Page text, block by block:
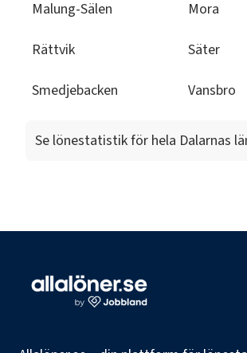
Malung-Sälen Mora
Rättvik Säter
Smedjebacken Vansbro
Se lönestatistik för hela Dalarnas